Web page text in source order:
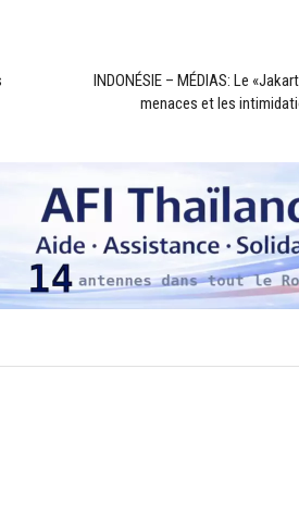
INDONÉSIE – MÉDIAS: Le
menaces et les